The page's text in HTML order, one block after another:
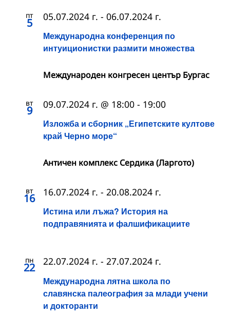
пт
5
Международна конференция по
интуиционистки размити множества
05.07.2024 г. - 06.07.2024 г.
Международен конгресен център Бургас
вт
9
Изложба и сборник „Египетските култове
край Черно море“
09.07.2024 г. @ 18:00 - 19:00
Античен комплекс Сердика (Ларгото)
вт
16
Истина или лъжа? История на
подправянията и фалшификациите
16.07.2024 г. - 20.08.2024 г.
пн
22
Международна лятна школа по
славянска палеография за млади учени
и докторанти
22.07.2024 г. - 27.07.2024 г.